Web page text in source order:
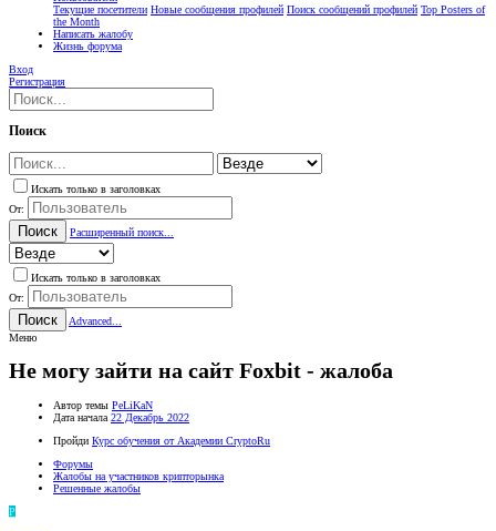
Текущие посетители Новые сообщения профилей Поиск сообщений профилей Top Posters of
the Month
Написать жалобу
Жизнь форума
Вход
Регистрация
Поиск
Искать только в заголовках
От:
Поиск Расширенный поиск...
Искать только в заголовках
От:
Поиск
Advanced...
Меню
Не могу зайти на сайт Foxbit - жалоба
Автор темы PeLiKaN
Дата начала 22 Декабрь 2022
Пройди Курс обучения от Академии CryptoRu
Форумы
Жалобы на участников крипторынка
Решенные жалобы
P